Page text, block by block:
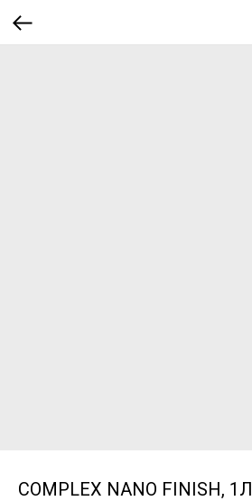
COMPLEX NANO FINISH, 1Л